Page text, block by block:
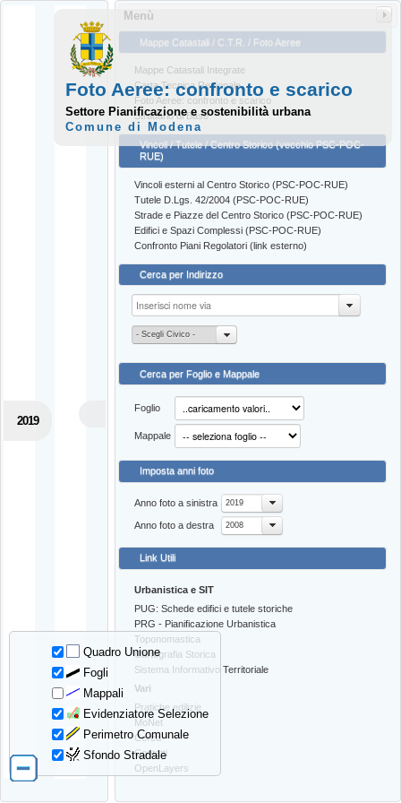
2019
Menù
Mappe Catastali / C.T.R. / Foto Aeree
Mappe Catastali Integrate
Carta Tecnica Regionale
Foto Aeree: confronto e scarico
Stradario di Base
Vincoli / Tutele / Centro Storico (vecchio PSC-POC-
RUE)
Vincoli esterni al Centro Storico (PSC-POC-RUE)
Tutele D.Lgs. 42/2004 (PSC-POC-RUE)
Strade e Piazze del Centro Storico (PSC-POC-RUE)
Edifici e Spazi Complessi (PSC-POC-RUE)
Confronto Piani Regolatori (link esterno)
Cerca per Indirizzo
- Scegli Civico -
Cerca per Foglio e Mappale
Foglio
Mappale
Imposta anni foto
Anno foto a sinistra 2019
Anno foto a destra 2008
Link Utili
Urbanistica e SIT
PUG: Schede edifici e tutele storiche
PRG - Pianificazione Urbanistica
Toponomastica
Cartografia Storica
Sistema Informativo Territoriale
Vari
Pratiche edilizie
MoNet
Cerca
Contatti
OpenLayers
Quadro Unione
Fogli
Mappali
Evidenziatore Selezione
Perimetro Comunale
Sfondo Stradale
Foto Aeree: confronto e scarico
Settore Pianificazione e sostenibilità urbana
Comune di Modena